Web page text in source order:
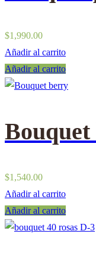
$1,990.00
Añadir al carrito
Añadir al carrito
$1,540.00
Añadir al carrito
Añadir al carrito